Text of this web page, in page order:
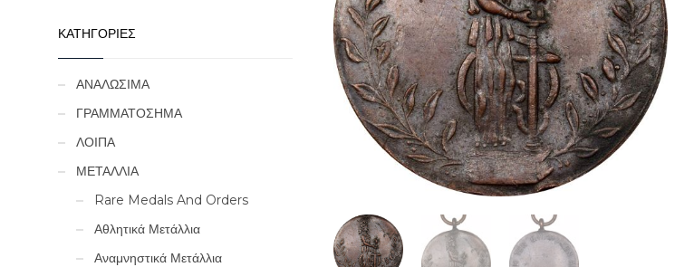
ΚΑΤΗΓΟΡΙΕΣ
ΑΝΑΛΩΣΙΜΑ
ΓΡΑΜΜΑΤΟΣΗΜΑ
ΛΟΙΠΑ
ΜΕΤΑΛΛΙΑ
Rare Medals And Orders
Αθλητικά Μετάλλια
Αναμνηστικά Μετάλλια